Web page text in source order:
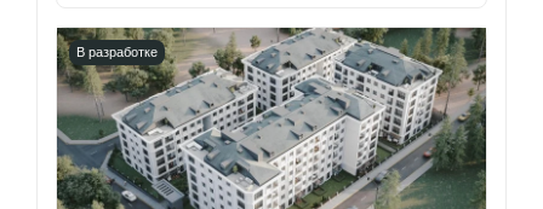
В разработке